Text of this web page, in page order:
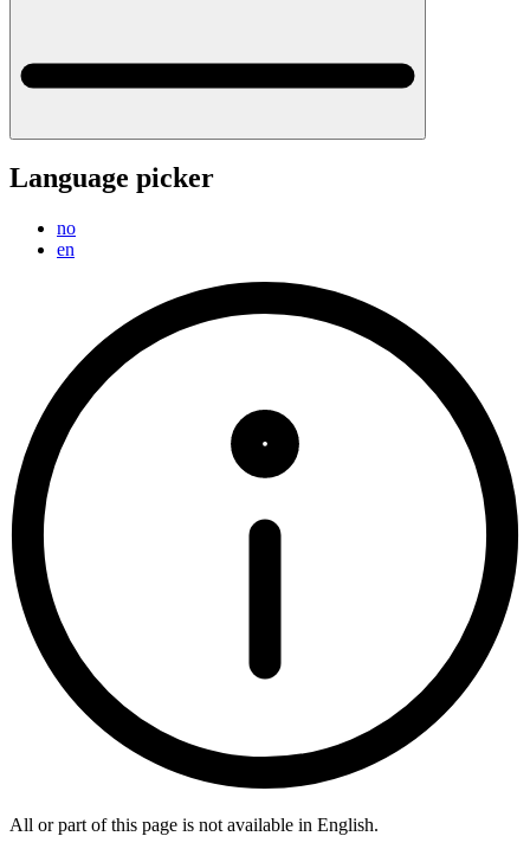
Language picker
no
en
All or part of this page is not available in English.